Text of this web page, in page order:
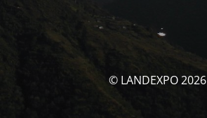
© LANDEXPO 2026